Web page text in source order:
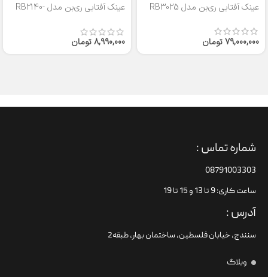
عینک آفتابی ری‌بن مدل RB3025
79,000,000تومان
عینک آفتابی ری‌بن مدل RB2140-
8,990,000تومان
شماره تماس :
08791003303
ساعت کاری: 9 تا 13 و 15 تا 19
آدرس :
سنندج، خیابان فلسطین،‌ ساختمان بهار، طبقه2
وبلاگ